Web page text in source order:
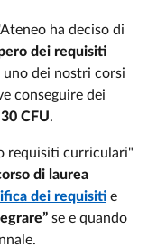
ha deciso di
dei requisiti
uno dei nostri corsi
conseguire dei
CFU.
requisiti curriculari"
di laurea
dei requisiti e
se e quando